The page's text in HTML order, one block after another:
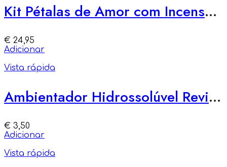
Kit Pétalas de Amor com Incensos Naturais
€ 24,95
Adicionar
Vista rápida
Ambientador Hidrossolúvel Revitalizante – Energia e Inspiração
€ 3,50
Adicionar
Vista rápida